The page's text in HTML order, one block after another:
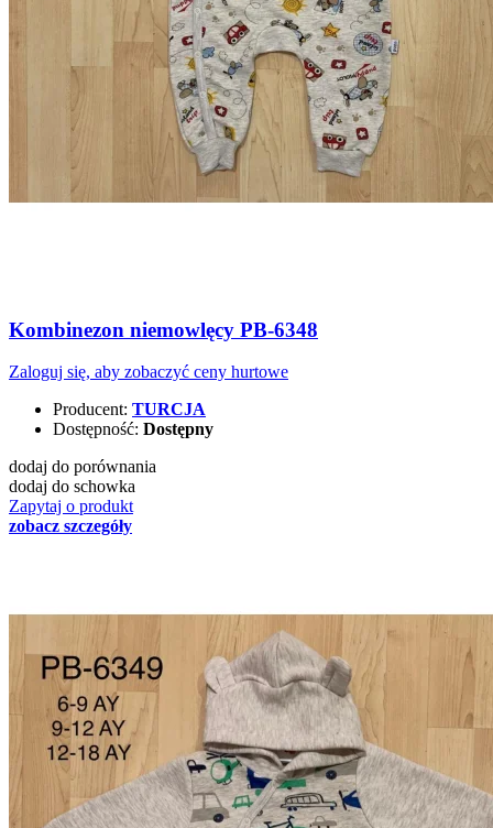
Kombinezon niemowlęcy PB-6348
Zaloguj się, aby zobaczyć ceny hurtowe
Producent: TURCJA
Dostępność: Dostępny
dodaj do porównania
dodaj do schowka
Zapytaj o produkt
zobacz szczegóły